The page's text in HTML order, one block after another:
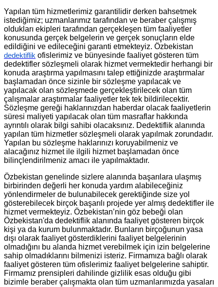
Yapılan tüm hizmetlerimiz garantilidir derken bahsetmek
istediğimiz; uzmanlarımız tarafından ve beraber çalışmış
oldukları ekipleri tarafından gerçekleşen tüm faaliyetler
konusunda gerçek belgelerin ve gerçek sonuçların elde
edildiğini ve edileceğini garanti etmekteyiz. Özbekistan
dedektiflik ofislerimiz ve bünyesinde faaliyet gösteren tüm
dedektifler sözleşmeli olarak hizmet vermektedir herhangi bir
konuda araştırma yapılmasını talep ettiğinizde araştırmalar
başlamadan önce sizinle bir sözleşme yapılacak ve
yapılacak olan sözleşmede gerçekleştirilecek olan tüm
çalışmalar araştırmalar faaliyetler tek tek bildirilecektir.
Sözleşme gereği haklarınızdan haberdar olacak faaliyetlerin
süresi maliyeti yapılacak olan tüm masraflar hakkında
ayrıntılı olarak bilgi sahibi olacaksınız. Dedektiflik alanında
yapılan tüm hizmetler sözleşmeli olarak yapılmak zorundadır.
Yapılan bu sözleşme haklarınızı koruyabilmeniz ve
alacağınız hizmet ile ilgili hizmet başlamadan önce
bilinçlendirilmeniz amacı ile yapılmaktadır.
Özbekistan genelinde sizlere alanında başarılara ulaşmış
birbirinden değerli her konuda yardım alabileceğiniz
yönlendirmeler de bulunabilecek gerektiğinde size yol
gösterebilecek birçok başarılı projede yer almış dedektifler ile
hizmet vermekteyiz. Özbekistan’nin göz bebeği olan
Özbekistan'da dedektiflik alanında faaliyet gösteren birçok
kişi ya da kurum bulunmaktadır. Bunların birçoğunun yasa
dışı olarak faaliyet gösterdiklerini faaliyet belgelerinin
olmadığını bu alanda hizmet verebilmek için izin belgelerine
sahip olmadıklarını bilmenizi isteriz. Firmamıza bağlı olarak
faaliyet gösteren tüm ofislerimiz faaliyet belgelerine sahiptir.
Firmamız prensipleri dahilinde gizlilik esas olduğu gibi
bizimle beraber çalışmakta olan tüm uzmanlarımızda yasaları